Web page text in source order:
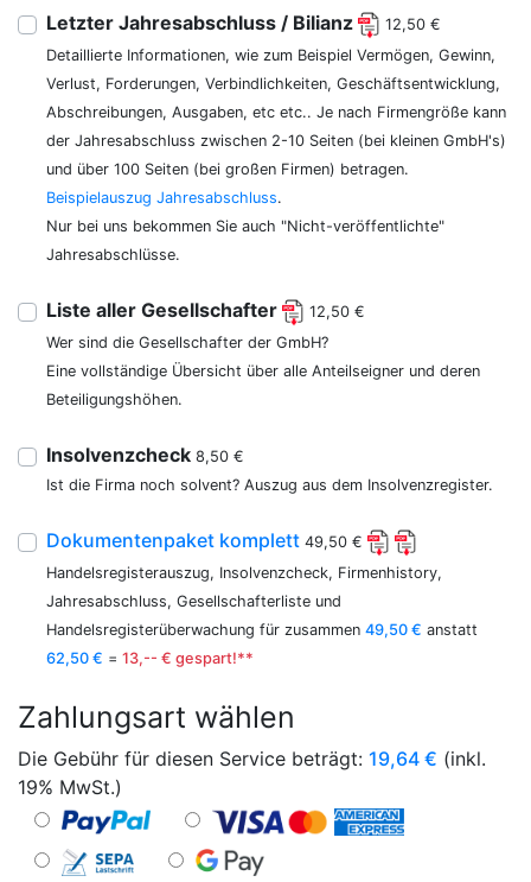
Letzter Jahresabschluss / Bilianz
12,50 €
Detaillierte Informationen, wie zum Beispiel Vermögen, Gewinn,
Verlust, Forderungen, Verbindlichkeiten, Geschäftsentwicklung,
Abschreibungen, Ausgaben, etc etc.. Je nach Firmengröße kann
der Jahresabschluss zwischen 2-10 Seiten (bei kleinen GmbH's)
und über 100 Seiten (bei großen Firmen) betragen.
Beispielauszug Jahresabschluss.
Nur bei uns bekommen Sie auch "Nicht-veröffentlichte"
Jahresabschlüsse.
Liste aller Gesellschafter
12,50 €
Wer sind die Gesellschafter der GmbH?
Eine vollständige Übersicht über alle Anteilseigner und deren
Beteiligungshöhen.
Insolvenzcheck 8,50 €
Ist die Firma noch solvent? Auszug aus dem Insolvenzregister.
Dokumentenpaket komplett 49,50 €
Handelsregisterauszug, Insolvenzcheck, Firmenhistory,
Jahresabschluss, Gesellschafterliste und
Handelsregisterüberwachung für zusammen 49,50 € anstatt
62,50 € = 13,-- € gespart!**
Zahlungsart wählen
Die Gebühr für diesen Service beträgt: 19,64 € (inkl.
19% MwSt.)